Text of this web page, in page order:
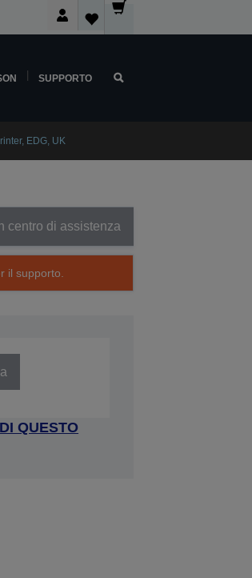
SUPPORTO
EDG, UK
centro di assistenza
il supporto.
QUESTO